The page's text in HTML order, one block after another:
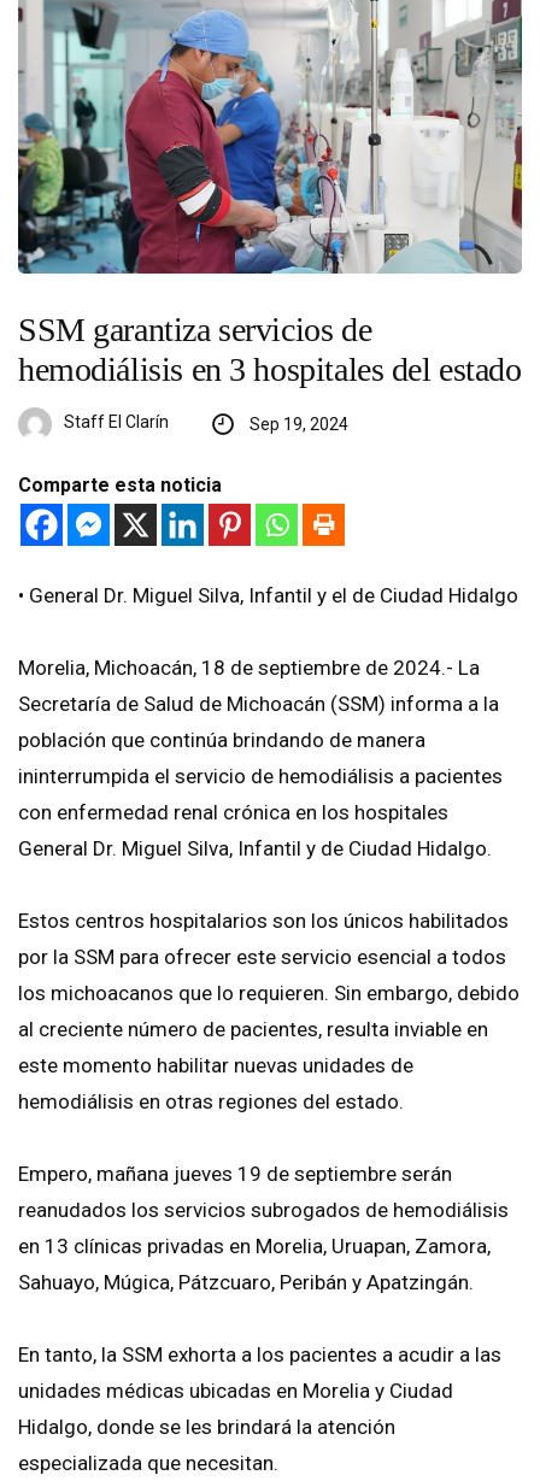
SSM garantiza servicios de
hemodiálisis en 3 hospitales del estado
Staff El Clarín Sep 19, 2024
Comparte esta noticia
• General Dr. Miguel Silva, Infantil y el de Ciudad Hidalgo
Morelia, Michoacán, 18 de septiembre de 2024.- La
Secretaría de Salud de Michoacán (SSM) informa a la
población que continúa brindando de manera
ininterrumpida el servicio de hemodiálisis a pacientes
con enfermedad renal crónica en los hospitales
General Dr. Miguel Silva, Infantil y de Ciudad Hidalgo.
Estos centros hospitalarios son los únicos habilitados
por la SSM para ofrecer este servicio esencial a todos
los michoacanos que lo requieren. Sin embargo, debido
al creciente número de pacientes, resulta inviable en
este momento habilitar nuevas unidades de
hemodiálisis en otras regiones del estado.
Empero, mañana jueves 19 de septiembre serán
reanudados los servicios subrogados de hemodiálisis
en 13 clínicas privadas en Morelia, Uruapan, Zamora,
Sahuayo, Múgica, Pátzcuaro, Peribán y Apatzingán.
En tanto, la SSM exhorta a los pacientes a acudir a las
unidades médicas ubicadas en Morelia y Ciudad
Hidalgo, donde se les brindará la atención
especializada que necesitan.